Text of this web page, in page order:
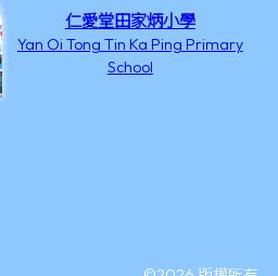
仁愛堂田家炳小學
Yan Oi Tong Tin Ka Ping Primary
School